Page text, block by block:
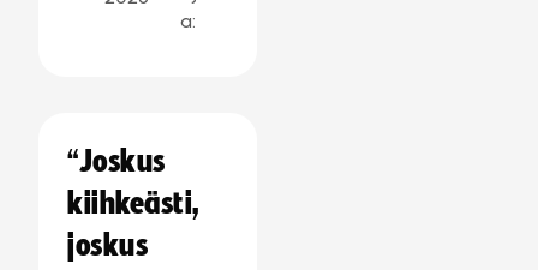
a:
“Joskus
kiihkeästi,
joskus